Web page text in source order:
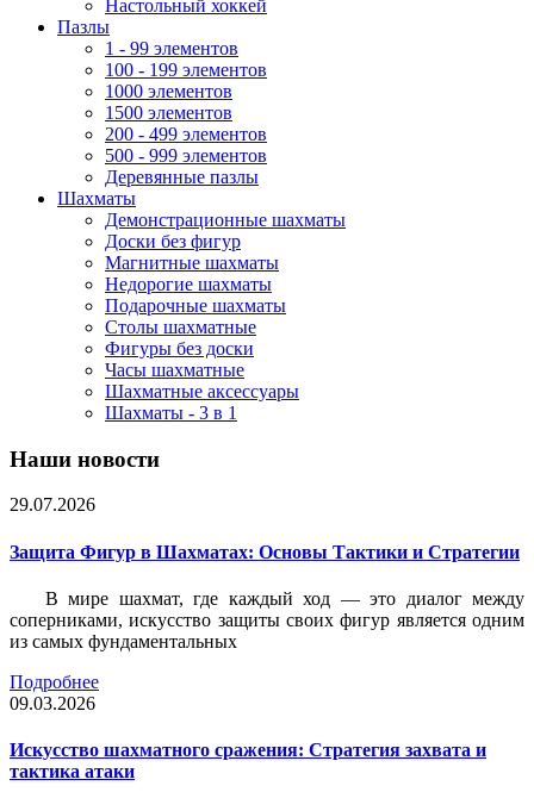
Настольный хоккей
Пазлы
1 - 99 элементов
100 - 199 элементов
1000 элементов
1500 элементов
200 - 499 элементов
500 - 999 элементов
Деревянные пазлы
Шахматы
Демонстрационные шахматы
Доски без фигур
Магнитные шахматы
Недорогие шахматы
Подарочные шахматы
Столы шахматные
Фигуры без доски
Часы шахматные
Шахматные аксессуары
Шахматы - 3 в 1
Наши новости
29.07.2026
Защита Фигур в Шахматах: Основы Тактики и Стратегии
В мире шахмат, где каждый ход — это диалог между
соперниками, искусство защиты своих фигур является одним
из самых фундаментальных
Подробнее
09.03.2026
Искусство шахматного сражения: Стратегия захвата и
тактика атаки